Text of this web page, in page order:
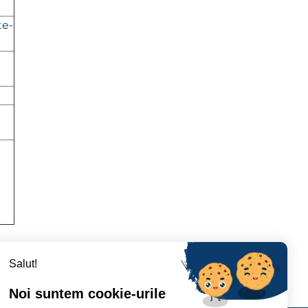
Salut!
Noi suntem cookie-urile